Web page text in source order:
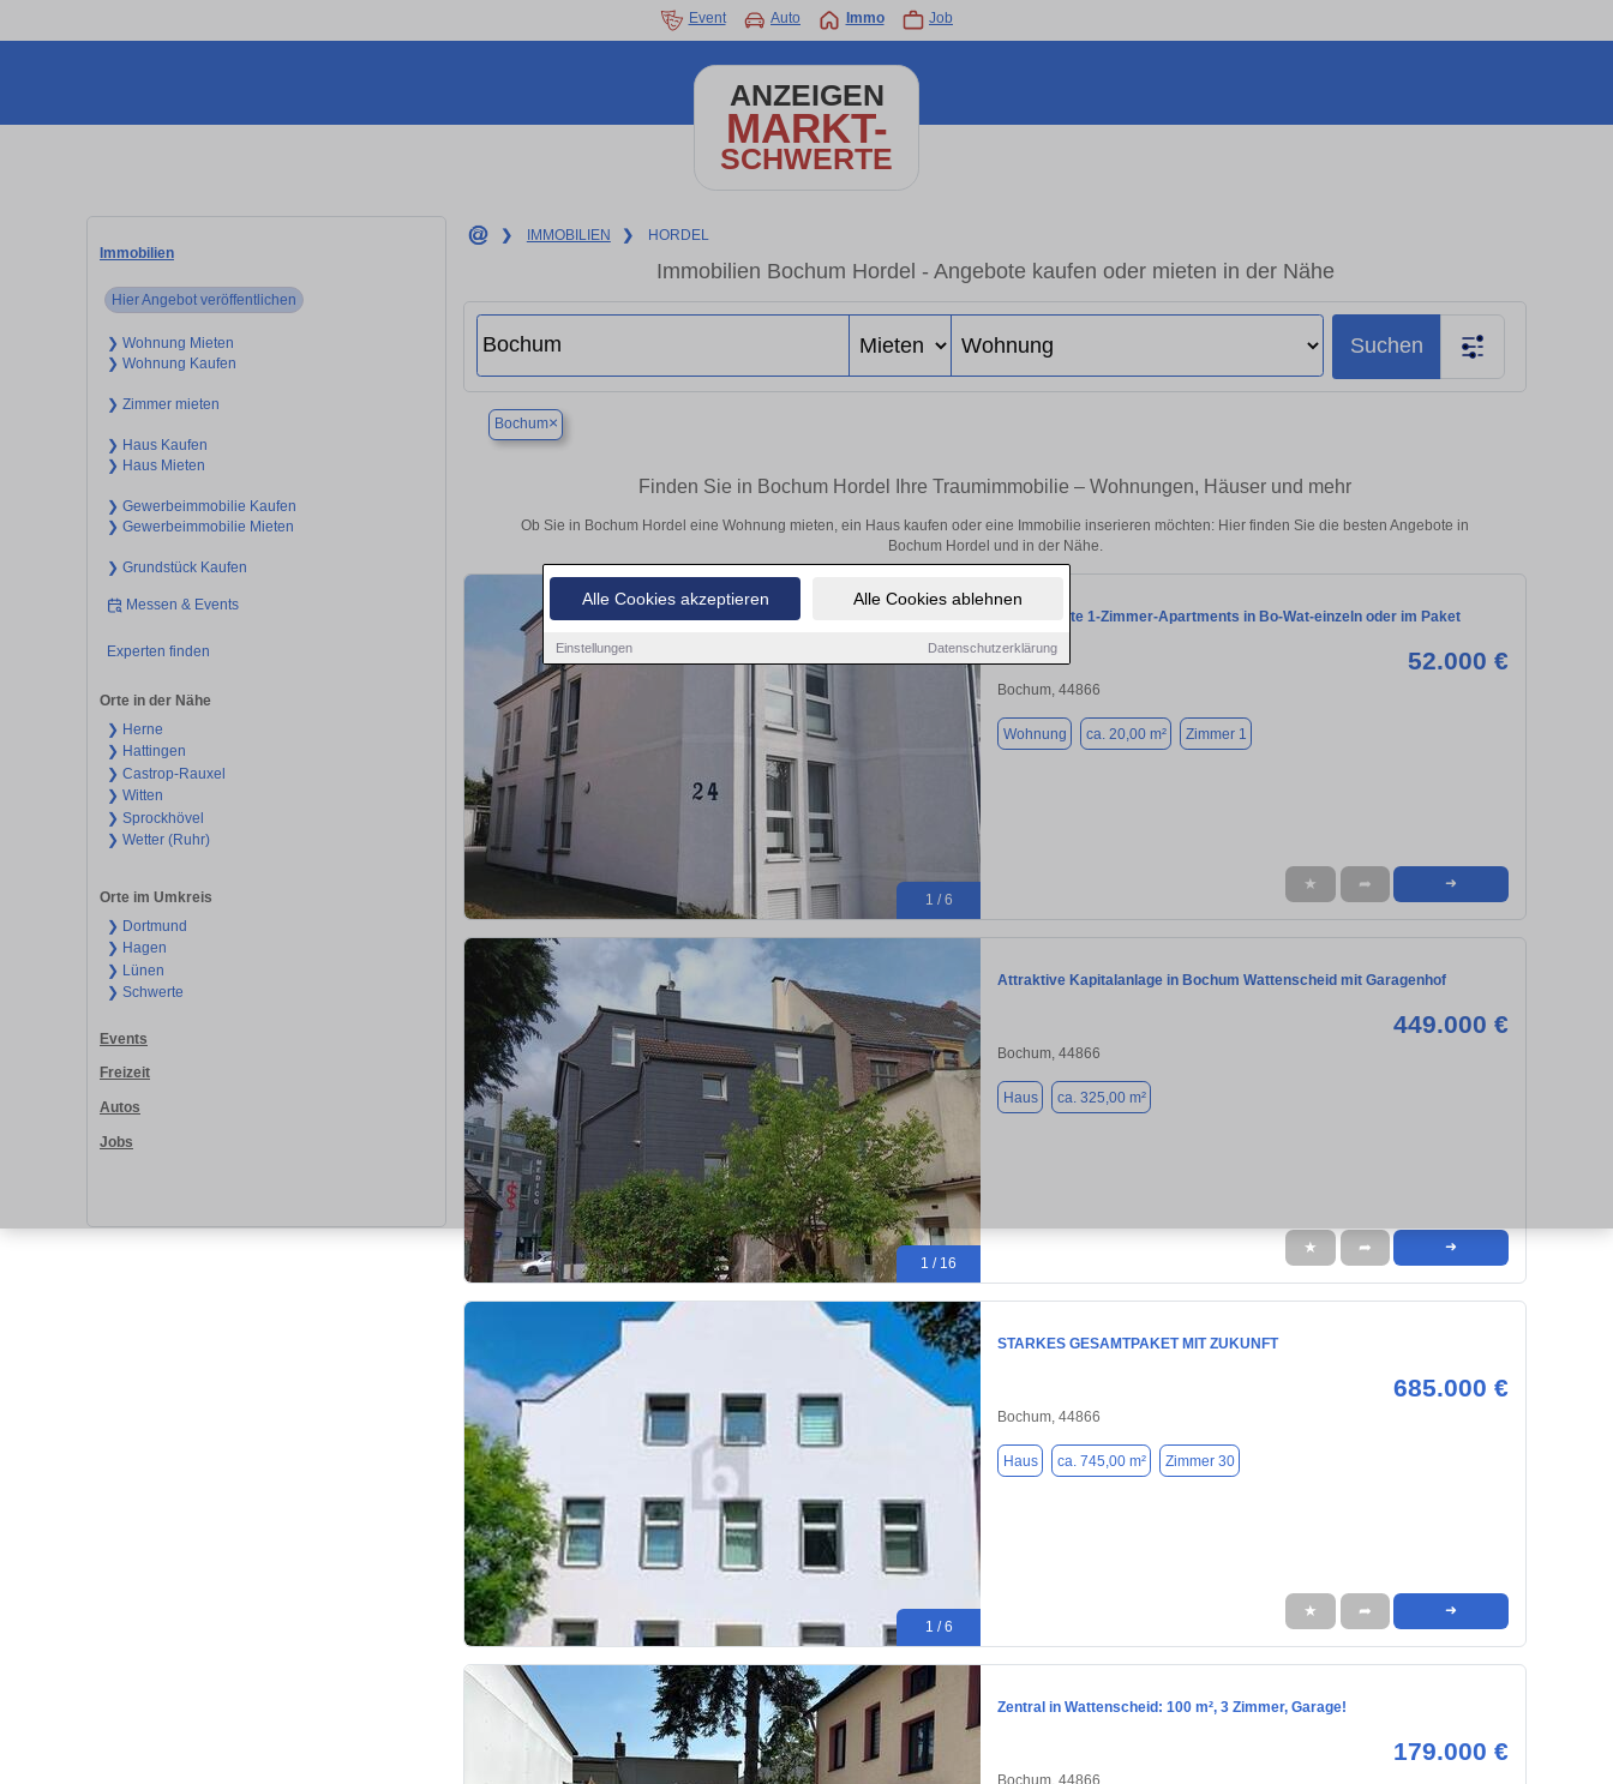
Alle Cookies akzeptieren Alle Cookies ablehnen
Einstellungen Datenschutzerklärung
Event Auto Immo Job
ANZEIGEN
MARKT-
SCHWERTE
Immobilien
Hier Angebot veröffentlichen
❯ Wohnung Mieten
❯ Wohnung Kaufen
❯ Zimmer mieten
❯ Haus Kaufen
❯ Haus Mieten
❯ Gewerbeimmobilie Kaufen
❯ Gewerbeimmobilie Mieten
❯ Grundstück Kaufen
Messen & Events
Experten finden
Orte in der Nähe
❯ Herne
❯ Hattingen
❯ Castrop-Rauxel
❯ Witten
❯ Sprockhövel
❯ Wetter (Ruhr)
Orte im Umkreis
❯ Dortmund
❯ Hagen
❯ Lünen
❯ Schwerte
Events
Freizeit
Autos
Jobs
❯ IMMOBILIEN ❯ HORDEL
Immobilien Bochum Hordel - Angebote kaufen oder mieten in der Nähe
Suchen
Bochum×
Finden Sie in Bochum Hordel Ihre Traumimmobilie – Wohnungen, Häuser und mehr
Ob Sie in Bochum Hordel eine Wohnung mieten, ein Haus kaufen oder eine Immobilie inserieren möchten: Hier finden Sie die besten Angebote in
Bochum Hordel und in der Nähe.
1 / 6
3 vermietete 1-Zimmer-Apartments in Bo-Wat-einzeln oder im Paket
52.000 €
Bochum, 44866
Wohnung ca. 20,00 m² Zimmer 1
★ ➦ ➜
1 / 16
Attraktive Kapitalanlage in Bochum Wattenscheid mit Garagenhof
449.000 €
Bochum, 44866
Haus ca. 325,00 m²
★ ➦ ➜
1 / 6
STARKES GESAMTPAKET MIT ZUKUNFT
685.000 €
Bochum, 44866
Haus ca. 745,00 m² Zimmer 30
★ ➦ ➜
Zentral in Wattenscheid: 100 m², 3 Zimmer, Garage!
179.000 €
Bochum, 44866